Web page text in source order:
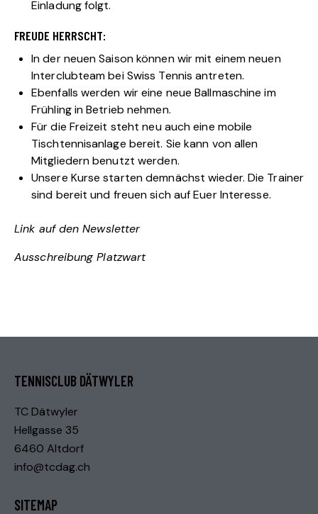
Einladung folgt.
FREUDE HERRSCHT:
In der neuen Saison können wir mit einem neuen
Interclubteam bei Swiss Tennis antreten.
Ebenfalls werden wir eine neue Ballmaschine im
Frühling in Betrieb nehmen.
Für die Freizeit steht neu auch eine mobile
Tischtennisanlage bereit. Sie kann von allen
Mitgliedern benutzt werden.
Unsere Kurse starten demnächst wieder. Die Trainer
sind bereit und freuen sich auf Euer Interesse.
Link auf den Newsletter
Ausschreibung Platzwart
TENNISCLUB DÄTWYLER
TC Dätwyler
Hellgasse 35
6460 Altdorf
info@tcdag.ch
SITEMAP